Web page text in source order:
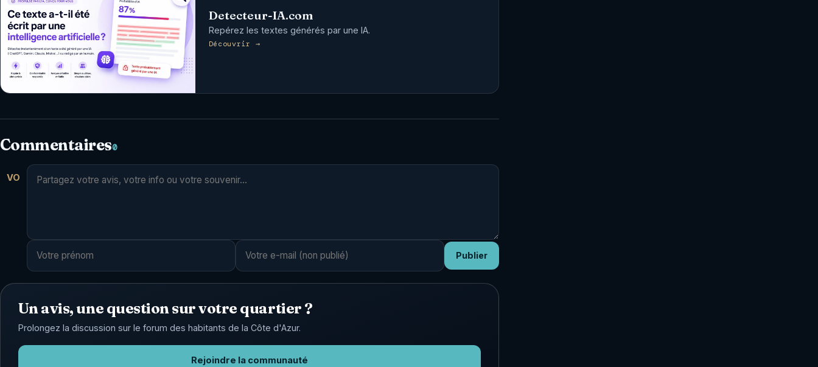
Detecteur-IA.com
Repérez les textes générés par une IA.
Découvrir →
Commentaires0
VO
Publier
Un avis, une question sur votre quartier ?
Prolongez la discussion sur le forum des habitants de la Côte d'Azur.
Rejoindre la communauté